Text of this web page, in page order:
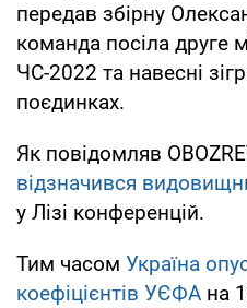
передав збірну
команда посіла друге
ЧС-2022 та навесні
поєдинках.
Як повідомляв
відзначився
у Лізі конференцій.
Тим часом Україна
коефіцієнтів УЄФА на